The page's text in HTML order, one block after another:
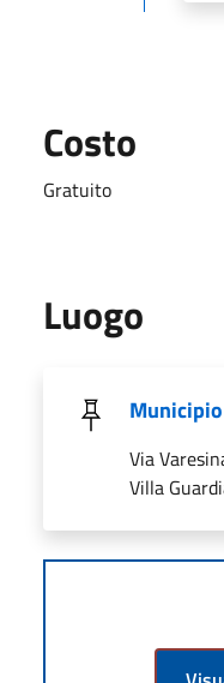
Costo
Gratuito
Luogo
Municipio
Via
Villa